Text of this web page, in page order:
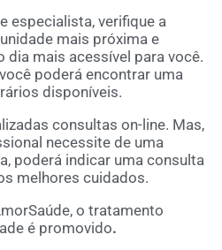
especialista, verifique a
mais próxima e
dia mais acessível para você.
poderá encontrar uma
disponíveis.
consultas on-line. Mas,
necessite de uma
poderá indicar uma consulta
melhores cuidados.
o tratamento
é promovido.